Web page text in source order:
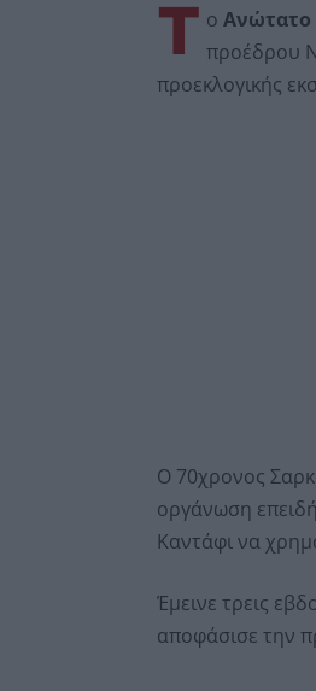
Τ ο Ανώτατο
προέδρου
προεκλογικής
Ο 70χρονος
οργάνωση
Καντάφι να
Έμεινε τρεις
αποφάσισε την